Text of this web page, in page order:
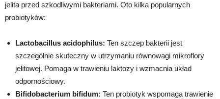
jelita przed szkodliwymi bakteriami. Oto kilka popularnych
probiotyków:
Lactobacillus acidophilus: Ten szczep bakterii jest
szczególnie skuteczny w utrzymaniu równowagi mikroflory
jelitowej. Pomaga w trawieniu laktozy i wzmacnia układ
odpornościowy.
Bifidobacterium bifidum: Ten probiotyk wspomaga trawienie